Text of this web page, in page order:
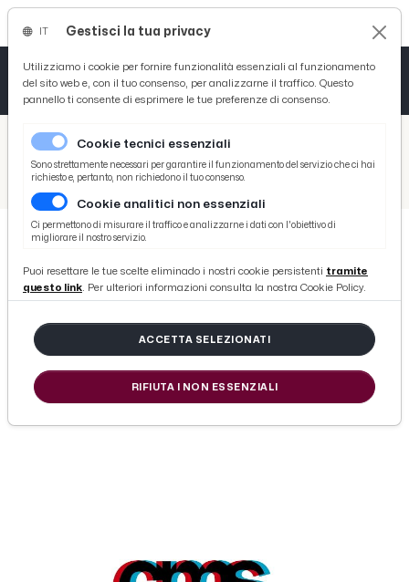
/ Picenotime
/ Eventi e Cultura
Coronavirus, Consorzio Marche Spettacolo: ''Forte preoccupazione per i lavoratori del settore''
Coronavirus, Consorzio Marche
Spettacolo: ''Forte preoccupazione
per i lavoratori del settore''
di Redazione Picenotime
Gestisci la tua privacy
Utilizziamo i cookie per fornire funzionalità essenziali al funzionamento
del sito web e, con il tuo consenso, per analizzarne il traffico. Questo
pannello ti consente di esprimere le tue preferenze di consenso.
Cookie tecnici essenziali
Sono strettamente necessari per garantire il funzionamento del servizio che ci hai
richiesto e, pertanto, non richiedono il tuo consenso.
Cookie analitici non essenziali
Ci permettono di misurare il traffico e analizzarne i dati con l'obiettivo di
migliorare il nostro servizio.
Puoi resettare le tue scelte eliminado i nostri cookie persistenti tramite
questo link. Per ulteriori informazioni consulta la nostra Cookie Policy.
ACCETTA SELEZIONATI
RIFIUTA I NON ESSENZIALI
Tutto News
Tutto Sport
Basket
Ciclismo
Tutto Curiosità